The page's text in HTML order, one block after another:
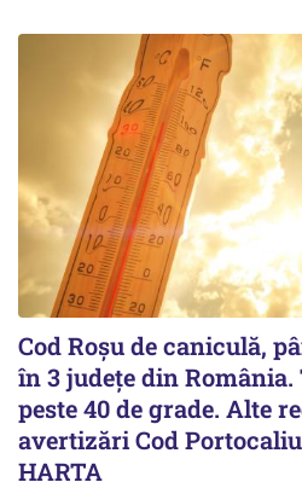
Cod Roşu de caniculă,
în 3 județe din
peste 40 de grade. Alte
avertizări Cod
HARTA